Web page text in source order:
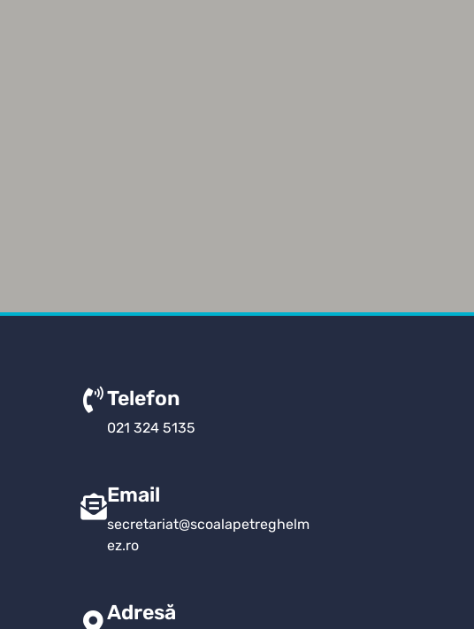
Telefon
021 324 5135
Email
secretariat@scoalapetreghelm
ez.ro
Adresă